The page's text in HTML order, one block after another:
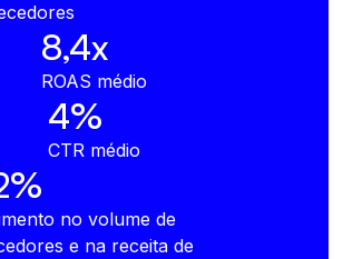
8,4x
ROAS médio
4%
CTR médio
no volume de
e na receita de